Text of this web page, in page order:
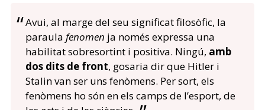
Avui, al marge del seu significat filosòfic, la
paraula fenomen ja només expressa una
habilitat sobresortint i positiva. Ningú, amb
dos dits de front, gosaria dir que Hitler i
Stalin van ser uns fenòmens. Per sort, els
fenòmens ho són en els camps de l’esport, de